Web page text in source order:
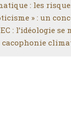
: les
» : un
: l’idéologie se
cacophonie